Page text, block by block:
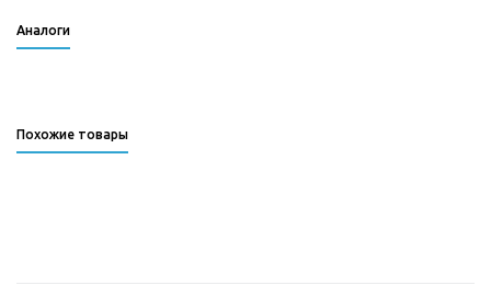
Аналоги
Похожие товары